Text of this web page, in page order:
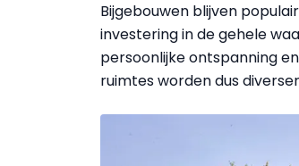
Bijgebouwen blijven
investering in de gehele
persoonlijke ontspanning
ruimtes worden dus